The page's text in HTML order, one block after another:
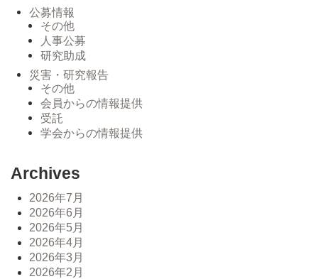
公募情報
その他
人事公募
研究助成
災害・研究報告
その他
会員からの情報提供
受託
学会からの情報提供
Archives
2026年7月
2026年6月
2026年5月
2026年4月
2026年3月
2026年2月